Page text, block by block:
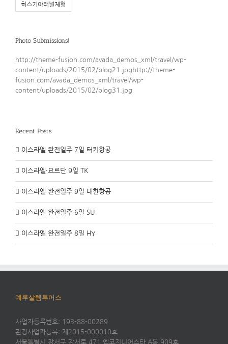
히스기야터널체험
Photo Submissions!
http://theme-fusion.com/avada_demos_xml/travel/wp-
content/uploads/2015/02/blog21.jpghttp://theme-
fusion.com/avada_demos_xml/travel/wp-
content/uploads/2015/02/blog31.jpg
Recent Posts
이스라엘 완전일주 7일 터키항공
이스라엘·요르단 9일 TK
이스라엘 완전일주 9일 대한항공
이스라엘 완전일주 6일 SU
이스라엘 완전일주 8일 HY
예루살렘투어스
사업자등록번호: 193-88-00289
관광사업자등록: 제2015-000010호
서울특별시 강서구 강서로 471 엠코지니어스타 A동 909호